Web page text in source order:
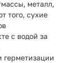
металл,
того, сухие
с водой за
герметизации